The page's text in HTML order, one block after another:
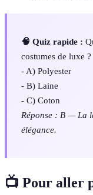
🧠 Quiz rapide :
costumes de luxe ?
- A) Polyester
- B) Laine
- C) Coton
Réponse : B — La
élégance.
📺 Pour aller